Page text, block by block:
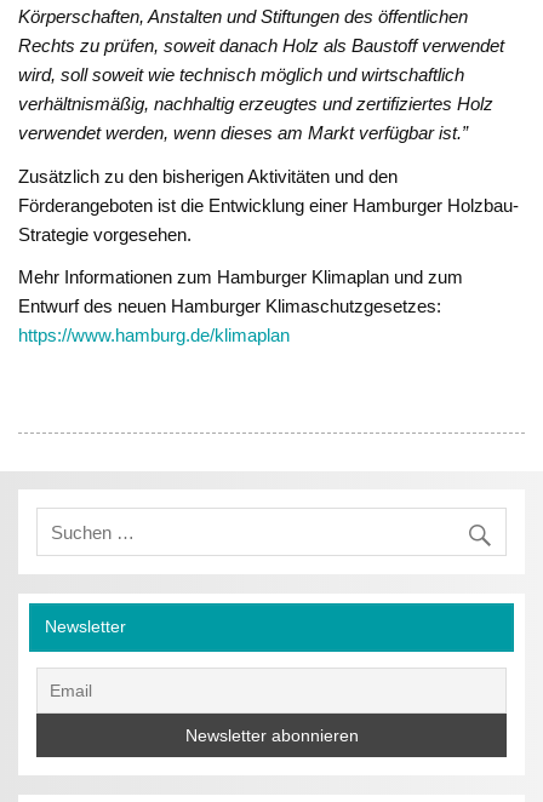
Körperschaften, Anstalten und Stiftungen des öffentlichen
Rechts zu prüfen, soweit danach Holz als Baustoff verwendet
wird, soll soweit wie technisch möglich und wirtschaftlich
verhältnismäßig, nachhaltig erzeugtes und zertifiziertes Holz
verwendet werden, wenn dieses am Markt verfügbar ist.”
Zusätzlich zu den bisherigen Aktivitäten und den
Förderangeboten ist die Entwicklung einer Hamburger Holzbau-
Strategie vorgesehen.
Mehr Informationen zum Hamburger Klimaplan und zum
Entwurf des neuen Hamburger Klimaschutzgesetzes:
https://www.hamburg.de/klimaplan
Newsletter